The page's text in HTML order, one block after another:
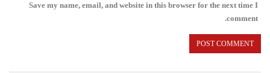
Save my name, email, and website in this browser for the next time I
comment.